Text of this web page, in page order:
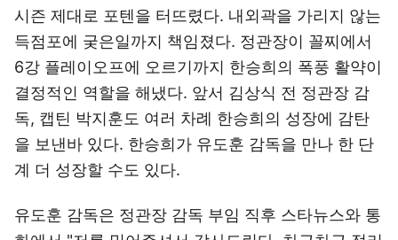
시즌 제대로 포텐을 터뜨렸다. 내외곽을 가리지 않는
득점포에 궂은일까지 책임졌다. 정관장이 꼴찌에서
6강 플레이오프에 오르기까지 한승희의 폭풍 활약이
결정적인 역할을 해냈다. 앞서 김상식 전 정관장 감
독, 캡틴 박지훈도 여러 차례 한승희의 성장에 감탄
을 보낸바 있다. 한승희가 유도훈 감독을 만나 한 단
계 더 성장할 수도 있다.
유도훈 감독은 정관장 감독 부임 직후 스타뉴스와 통